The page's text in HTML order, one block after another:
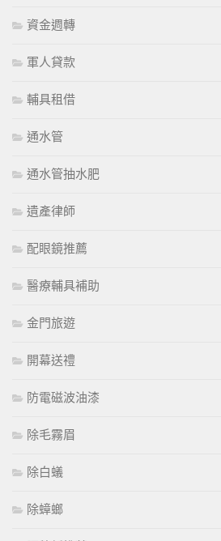
資金週轉
軍人貸款
輔具租借
通水管
通水管抽水肥
遺產律師
配眼鏡推薦
醫療輔具補助
金門旅遊
開幕送禮
防電磁波油漆
除毛霧眉
除白蟻
除蟑螂